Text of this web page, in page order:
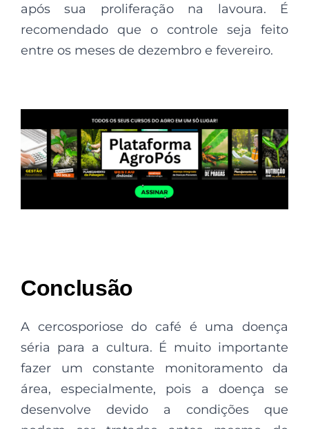
após sua proliferação na lavoura. É
recomendado que o controle seja feito
entre os meses de dezembro e fevereiro.
Conclusão
A cercosporiose do café é uma doença
séria para a cultura. É muito importante
fazer um constante monitoramento da
área, especialmente, pois a doença se
desenvolve devido a condições que